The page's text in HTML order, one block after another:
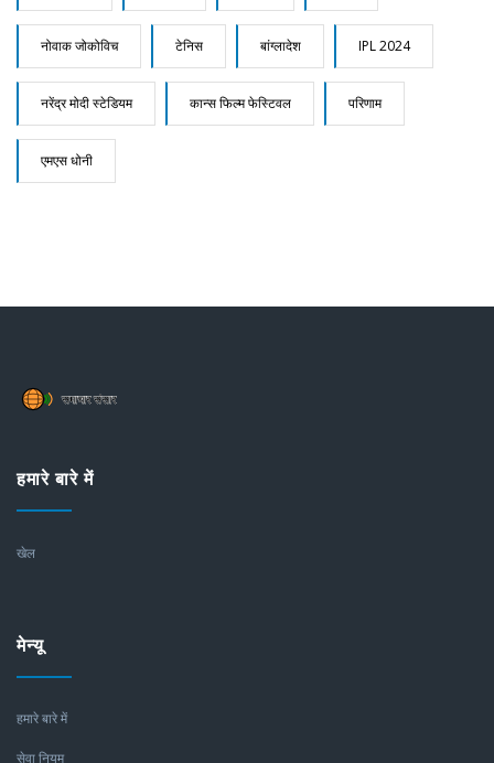
नोवाक जोकोविच टेनिस बांग्लादेश IPL 2024
नरेंद्र मोदी स्टेडियम कान्स फिल्म फेस्टिवल परिणाम
एमएस धोनी
हमारे बारे में
खेल
मेन्यू
हमारे बारे में
सेवा नियम